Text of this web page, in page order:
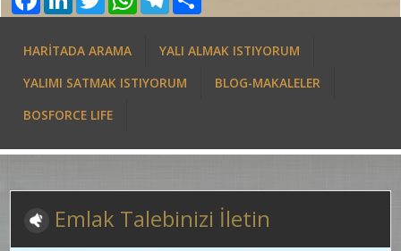
HARİTADA ARAMA
YALI ALMAK ISTIYORUM
YALIMI SATMAK ISTIYORUM
BLOG-MAKALELER
BOSFORCE LIFE
Emlak Talebinizi İletin